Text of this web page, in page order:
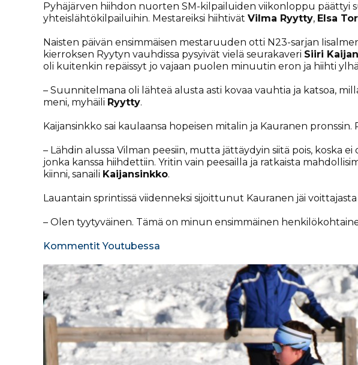
Pyhäjärven hiihdon nuorten SM-kilpailuiden viikonloppu päättyi
yhteislähtökilpailuihin. Mestareiksi hiihtivät Vilma Ryytty, Elsa
Naisten päivän ensimmäisen mestaruuden otti N23-sarjan
kierroksen Ryytyn vauhdissa pysyivät vielä seurakaveri Siiri
oli kuitenkin repäissyt jo vajaan puolen minuutin eron ja hiihti
– Suunnitelmana oli lähteä alusta asti kovaa vauhtia ja katsoa,
meni, myhäili Ryytty.
Kaijansinkko sai kaulaansa hopeisen mitalin ja Kauranen
– Lähdin alussa Vilman peesiin, mutta jättäydyin siitä pois, koska
jonka kanssa hiihdettiin. Yritin vain peesailla ja ratkaista
kiinni, sanaili Kaijansinkko.
Lauantain sprintissä viidenneksi sijoittunut Kauranen jäi
– Olen tyytyväinen. Tämä on minun ensimmäinen
Kommentit Youtubessa